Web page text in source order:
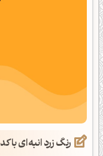
رنگ زرد انبه‌ای با کد FFA725